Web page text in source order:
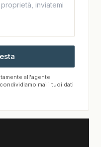
all'agente
mai i tuoi dati